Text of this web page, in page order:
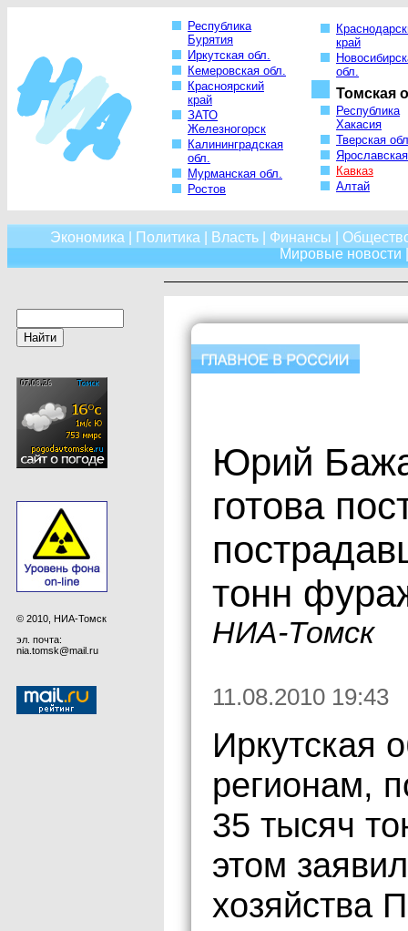
Республика
Бурятия
Иркутская обл.
Кемеровская обл.
Красноярский
край
ЗАТО
Железногорск
Калининградская
обл.
Мурманская обл.
Ростов
край
обл.
Томская
Республика
Хакасия
Тверская
Кавказ
Алтай
Экономика Политика Власть Финансы
Мировые новости
© 2010, НИА-Томск
эл. почта:
nia.tomsk@mail.ru
Юрий
готова
тонн
НИА-Томск
11.08.2010 19:43
Иркутская
регионам,
35 тысяч
этом
хозяйства